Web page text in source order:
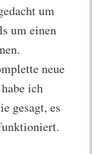
um
um einen
neue
ich
gesagt, es